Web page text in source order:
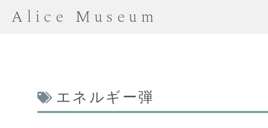
Alice Museum
エネルギー弾